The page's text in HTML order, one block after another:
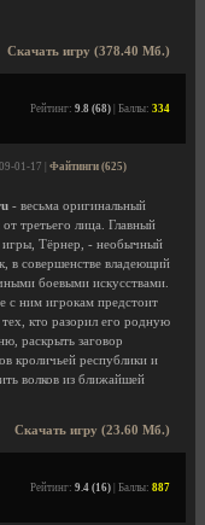
Скачать игру (378.40 Мб.)
Рейтинг: 9.8 (68) | Баллы: 334
01-17 | Файтинги (625)
- весьма оригинальный
третьего лица. Главный
игры, Тёрнер, - необычный
в совершенстве владеющий
боевыми искусствами.
с ним игрокам предстоит
тех, кто разорил его родную
раскрыть заговор
кроличьей республики и
волков из ближайшей
Скачать игру (23.60 Мб.)
Рейтинг: 9.4 (16) | Баллы: 887